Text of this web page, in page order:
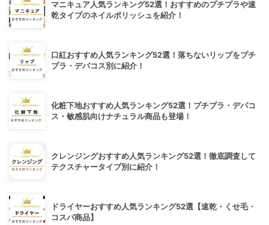
マニキュア人気ランキング52選！おすすめのプチプラや速
乾タイプのネイルポリッシュを紹介！
口紅おすすめ人気ランキング52選！落ちないリップをプチ
プラ・デパコス別に紹介！
化粧下地おすすめ人気ランキング52選！プチプラ・デパコ
ス・敏感肌向けナチュラル商品も登場！
クレンジングおすすめ人気ランキング52選！徹底調査して
テクスチャータイプ別に紹介！
ドライヤーおすすめ人気ランキング52選【速乾・くせ毛・
コスパ商品】